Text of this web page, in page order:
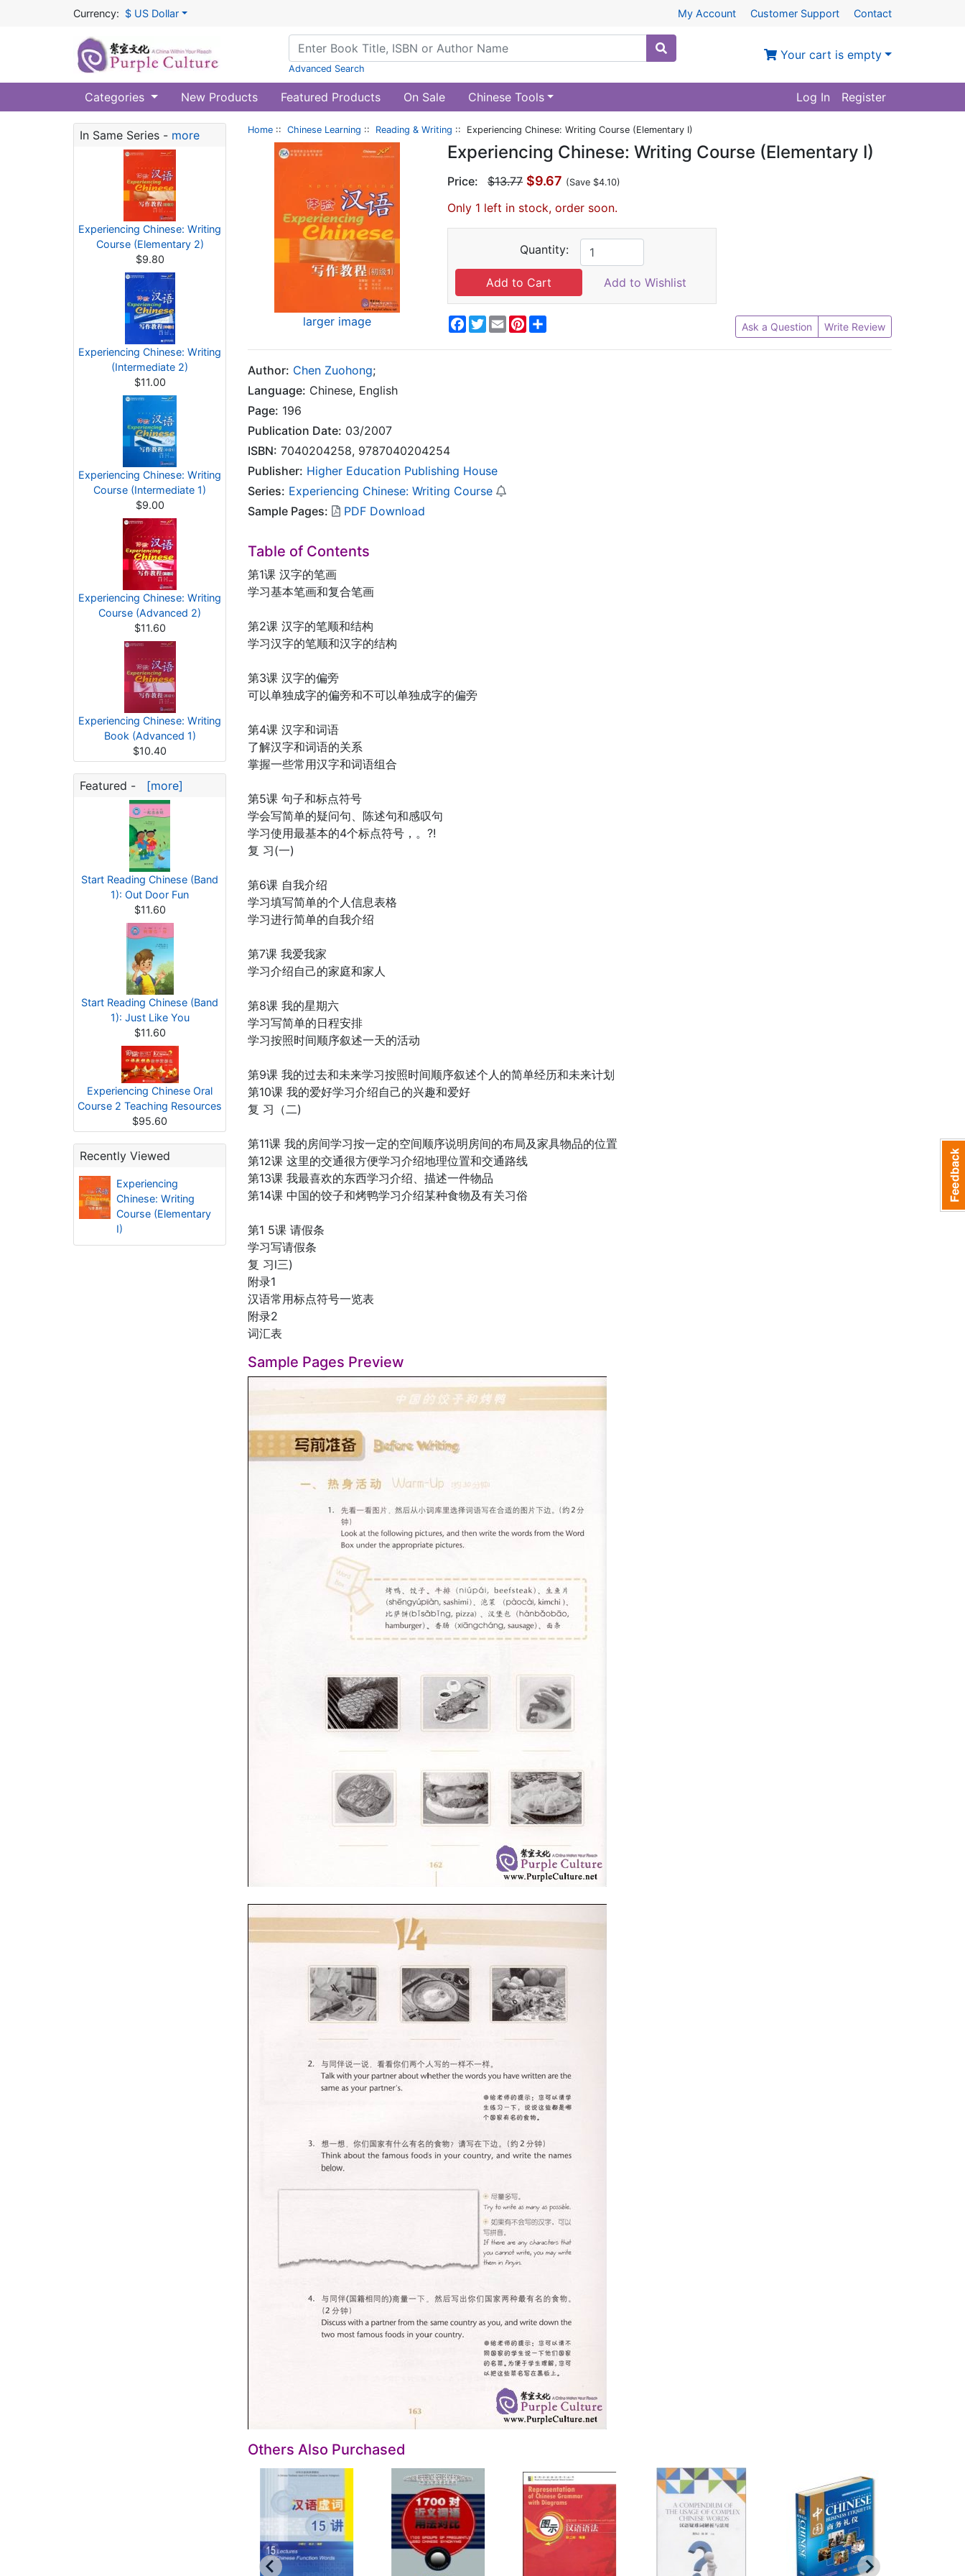
Currency: $ US Dollar My Account Customer Support Contact
Advanced Search
Your cart is empty
Categories New Products Featured Products On Sale Chinese Tools Log In Register
In Same Series - more
Experiencing Chinese: Writing
Course (Elementary 2)
$9.80
Experiencing Chinese: Writing
(Intermediate 2)
$11.00
Experiencing Chinese: Writing
Course (Intermediate 1)
$9.00
Experiencing Chinese: Writing
Course (Advanced 2)
$11.60
Experiencing Chinese: Writing
Book (Advanced 1)
$10.40
Featured - [more]
Start Reading Chinese (Band
1): Out Door Fun
$11.60
Start Reading Chinese (Band
1): Just Like You
$11.60
Experiencing Chinese Oral
Course 2 Teaching Resources
$95.60
Recently Viewed
Experiencing
Chinese: Writing
Course (Elementary
I)
Home :: Chinese Learning :: Reading & Writing :: Experiencing Chinese: Writing Course (Elementary I)
larger image
Experiencing Chinese: Writing Course (Elementary I)
Price: $13.77 $9.67 (Save $4.10)
Only 1 left in stock, order soon.
Quantity:
Add to Wishlist
Facebook
Twitter
EmailPinterest Ask a Question Write Review
Author: Chen Zuohong;
Language: Chinese, English
Page: 196
Publication Date: 03/2007
ISBN: 7040204258, 9787040204254
Publisher: Higher Education Publishing House
Series: Experiencing Chinese: Writing Course
Sample Pages:
PDF Download
Table of Contents
第1课 汉字的笔画
学习基本笔画和复合笔画
第2课 汉字的笔顺和结构
学习汉字的笔顺和汉字的结构
第3课 汉字的偏旁
可以单独成字的偏旁和不可以单独成字的偏旁
第4课 汉字和词语
了解汉字和词语的关系
掌握一些常用汉字和词语组合
第5课 句子和标点符号
学会写简单的疑问句、陈述句和感叹句
学习使用最基本的4个标点符号，。?!
复 习(一)
第6课 自我介绍
学习填写简单的个人信息表格
学习进行简单的自我介绍
第7课 我爱我家
学习介绍自己的家庭和家人
第8课 我的星期六
学习写简单的日程安排
学习按照时间顺序叙述一天的活动
第9课 我的过去和未来学习按照时间顺序叙述个人的简单经历和未来计划
第10课 我的爱好学习介绍自己的兴趣和爱好
复 习（二)
第11课 我的房间学习按一定的空间顺序说明房间的布局及家具物品的位置
第12课 这里的交通很方便学习介绍地理位置和交通路线
第13课 我最喜欢的东西学习介绍、描述一件物品
第14课 中国的饺子和烤鸭学习介绍某种食物及有关习俗
第1 5课 请假条
学习写请假条
复 习l三)
附录1
汉语常用标点符号一览表
附录2
词汇表
Sample Pages Preview
Others Also Purchased